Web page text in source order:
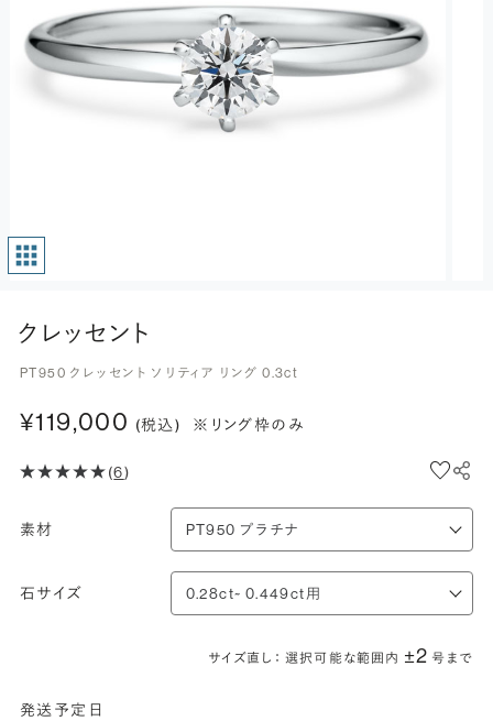
クレッセント
PT950 クレッセント ソリティア リング 0.3ct
¥119,000 (税込) ※リング枠のみ
(6)
素材
石サイズ
サイズ直し： 選択可能な範囲内 ±2 号まで
発送予定日